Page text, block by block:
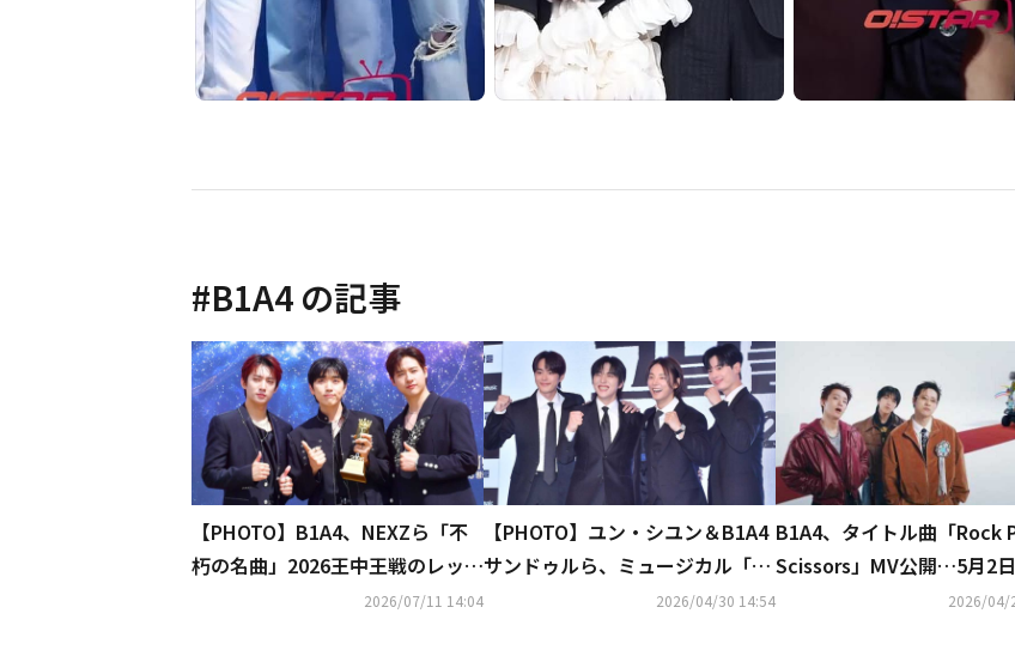
#B1A4 の記事
【PHOTO】B1A4、NEXZら「不
朽の名曲」2026王中王戦のレッド
2026/07/11 14:04
【PHOTO】ユン・シユン＆B1A4
サンドゥルら、ミュージカル「あ
の日々」記者懇談会に出席2026/04/30 14:54
B1A4、タイトル曲「Rock
Scissors」MV公開…5月2
国で野外コンサートも開催
2026/04/